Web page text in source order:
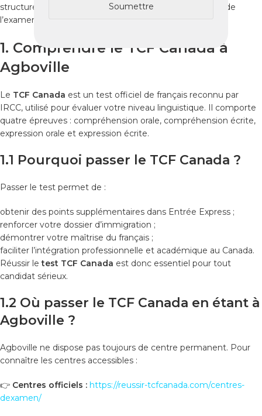
Soumettre
structurée, complète et adaptée aux exigences réelles de
l’examen.
1. Comprendre le TCF Canada à
Agboville
Le TCF Canada est un test officiel de français reconnu par
IRCC, utilisé pour évaluer votre niveau linguistique. Il comporte
quatre épreuves : compréhension orale, compréhension écrite,
expression orale et expression écrite.
1.1 Pourquoi passer le TCF Canada ?
Passer le test permet de :
obtenir des points supplémentaires dans Entrée Express ;
renforcer votre dossier d’immigration ;
démontrer votre maîtrise du français ;
faciliter l’intégration professionnelle et académique au Canada.
Réussir letest TCF Canada est donc essentiel pour tout
candidat sérieux.
1.2 Où passer le TCF Canada en étant à
Agboville ?
Agboville ne dispose pas toujours de centre permanent. Pour
connaître les centres accessibles :
👉 Centres officiels : https://reussir-tcfcanada.com/centres-
dexamen/